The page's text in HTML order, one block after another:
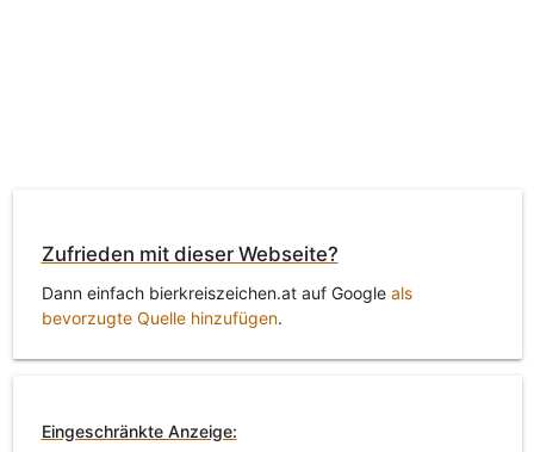
Zufrieden mit dieser Webseite?
Dann einfach bierkreiszeichen.at auf Google als
bevorzugte Quelle hinzufügen.
Eingeschränkte Anzeige: